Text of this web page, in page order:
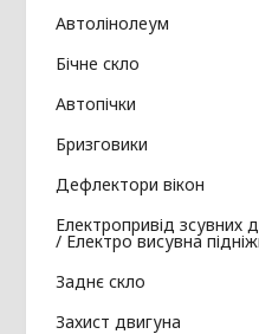
Автолінолеум
Бічне скло
Автопічки
Бризговики
Дефлектори вікон
Електропривід зсувних
/ Електро висувна
Заднє скло
Захист двигуна